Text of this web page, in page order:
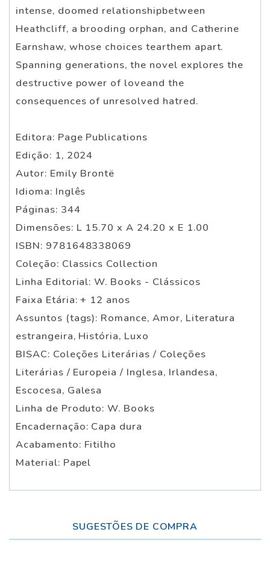
intense, doomed relationshipbetween
Heathcliff, a brooding orphan, and Catherine
Earnshaw, whose choices tearthem apart.
Spanning generations, the novel explores the
destructive power of loveand the
consequences of unresolved hatred.
Editora: Page Publications
Edição: 1, 2024
Autor: Emily Brontë
Idioma: Inglês
Páginas: 344
Dimensões: L 15.70 x A 24.20 x E 1.00
ISBN: 9781648338069
Coleção: Classics Collection
Linha Editorial: W. Books - Clássicos
Faixa Etária: + 12 anos
Assuntos (tags): Romance, Amor, Literatura
estrangeira, História, Luxo
BISAC: Coleções Literárias / Coleções
Literárias / Europeia / Inglesa, Irlandesa,
Escocesa, Galesa
Linha de Produto: W. Books
Encadernação: Capa dura
Acabamento: Fitilho
Material: Papel
SUGESTÕES DE COMPRA